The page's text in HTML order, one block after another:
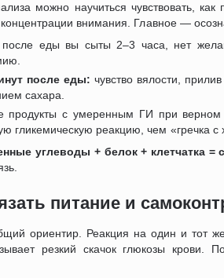
можно научиться чувствовать,
внимания. Главное —
после еды вы сыты 2–3 часа, нет
после еды: чувство вялости,
сахара.
продукты с умеренным ГИ при верном
гликемическую реакцию, чем «гречка с
углеводы + белок + клетчатка =
питание и
ориентир. Реакция на один и тот
резкий скачок глюкозы крови.